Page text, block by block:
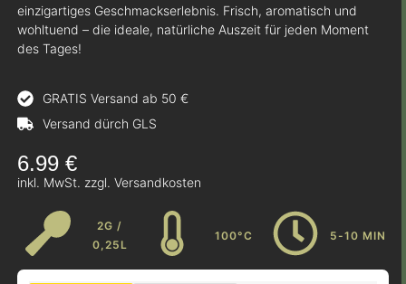
einzigartiges Geschmackserlebnis. Frisch, aromatisch und
wohltuend – die ideale, natürliche Auszeit für jeden Moment
des Tages!
GRATIS Versand ab 50 €
Versand dürch GLS
6.99 €
inkl. MwSt. zzgl. Versandkosten
2G /
0,25L
100°C 5-10 MIN